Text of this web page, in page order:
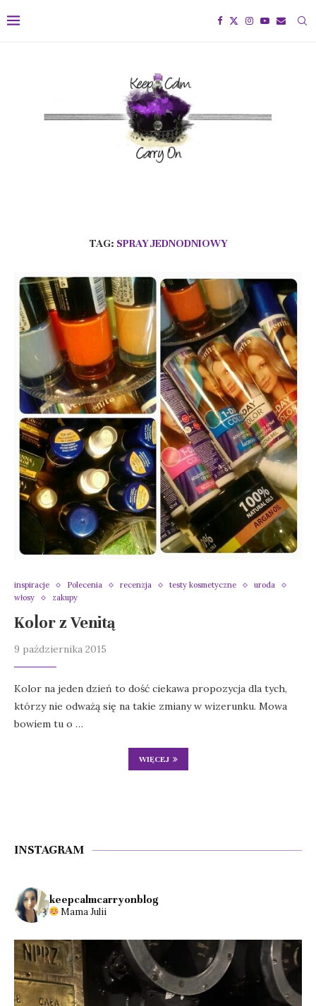
TAG: SPRAY JEDNODNIOWY
inspiracje Polecenia recenzja testy kosmetyczne
uroda
włosy
zakupy
Kolor z Venitą
9 października 2015
Kolor na jeden dzień to dość ciekawa propozycja dla tych,
którzy nie odważą się na takie zmiany w wizerunku. Mowa
bowiem tu o …
WIĘCEJ
INSTAGRAM
keepcalmcarryonblog
Mama Julii